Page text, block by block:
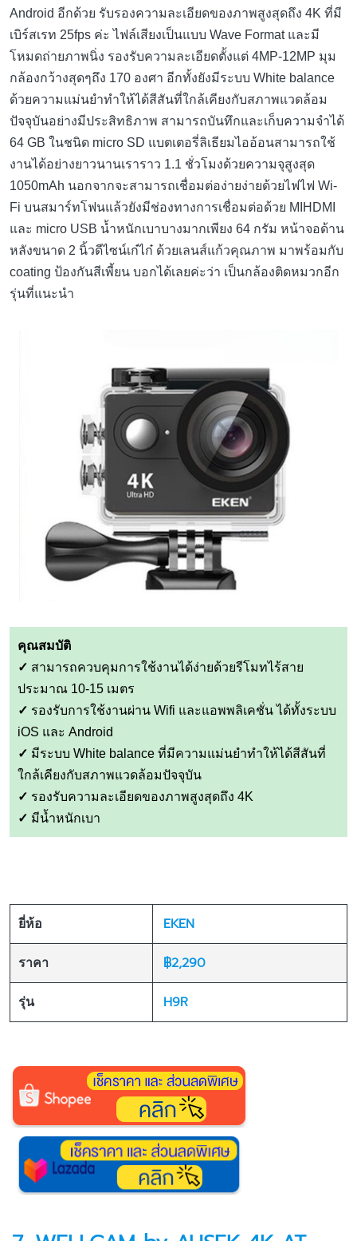
Android อีกด้วย รับรองความละเอียดของภาพสูงสุดถึง 4K ที่มี
เบิร์สเรท 25fps ค่ะ ไฟล์เสียงเป็นแบบ Wave Format และมี
โหมดถ่ายภาพนิ่ง รองรับความละเอียดตั้งแต่ 4MP-12MP มุม
กล้องกว้างสุดๆถึง 170 องศา อีกทั้งยังมีระบบ White balance
ด้วยความแม่นยำทำให้ได้สีสันที่ใกล้เคียงกับสภาพแวดล้อม
ปัจจุบันอย่างมีประสิทธิภาพ สามารถบันทึกและเก็บความจำได้
64 GB ในชนิด micro SD แบตเตอรี่ลิเธียมไออ้อนสามารถใช้
งานได้อย่างยาวนานเราราว 1.1 ชั่วโมงด้วยความจุสูงสุด
1050mAh นอกจากจะสามารถเชื่อมต่อง่ายง่ายด้วยไฟไฟ Wi-
Fi บนสมาร์ทโฟนแล้วยังมีช่องทางการเชื่อมต่อด้วย MIHDMI
และ micro USB น้ำหนักเบาบางมากเพียง 64 กรัม หน้าจอด้าน
หลังขนาด 2 นิ้วดีไซน์เก๋ไก๋ ด้วยเลนส์แก้วคุณภาพ มาพร้อมกับ
coating ป้องกันสีเพี้ยน บอกได้เลยค่ะว่า เป็นกล้องติดหมวกอีก
รุ่นที่แนะนำ
คุณสมบัติ
✓ สามารถควบคุมการใช้งานได้ง่ายด้วยรีโมทไร้สาย
ประมาณ 10-15 เมตร
✓ รองรับการใช้งานผ่าน Wifi และแอพพลิเคชั่น ได้ทั้งระบบ
iOS และ Android
✓ มีระบบ White balance ที่มีความแม่นยำทำให้ได้สีสันที่
ใกล้เคียงกับสภาพแวดล้อมปัจจุบัน
✓ รองรับความละเอียดของภาพสูงสุดถึง 4K
✓ มีน้ำหนักเบา
ยี่ห้อ EKEN
ราคา ฿2,290
รุ่น H9R